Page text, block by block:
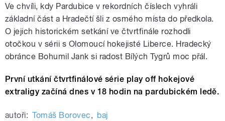
Ve chvíli, kdy Pardubice v rekordních číslech vyhráli
základní část a Hradečtí šli z osmého místa do předkola.
O jejich historickém setkání ve čtvrtfinále rozhodli
otočkou v sérii s Olomoucí hokejisté Liberce. Hradecký
obránce Bohumil Jank si radost Bílých Tygrů moc přál.
První utkání čtvrtfinálové série play off hokejové
extraligy začíná dnes v 18 hodin na pardubickém ledě.
autoři: Tomáš Borovec, baj